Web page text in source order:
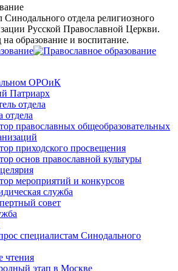
отдела религиозного
Русской Православной Церкви.
образование и воспитание.
ОРОиК
Патриарх
отдела
отдела
православных общеобразовательных
приходского просвещения
основ православной культуры
мероприятий и конкурсов
служба
совет
специалистам Синодального
чтения
этап в Москве